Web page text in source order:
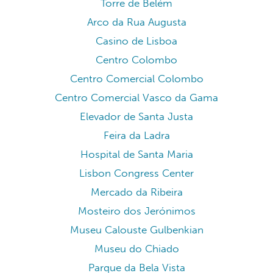
Torre de Belém
Arco da Rua Augusta
Casino de Lisboa
Centro Colombo
Centro Comercial Colombo
Centro Comercial Vasco da Gama
Elevador de Santa Justa
Feira da Ladra
Hospital de Santa Maria
Lisbon Congress Center
Mercado da Ribeira
Mosteiro dos Jerónimos
Museu Calouste Gulbenkian
Museu do Chiado
Parque da Bela Vista